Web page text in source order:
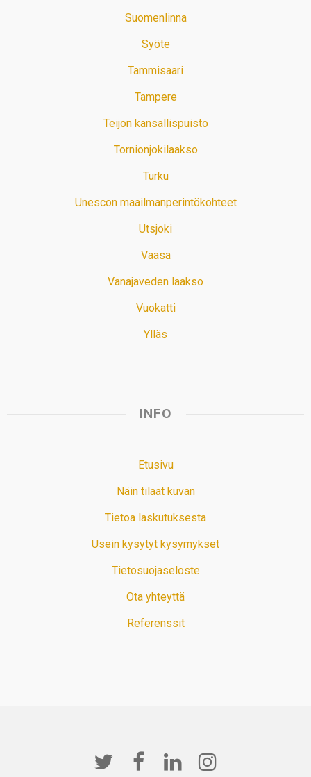
Suomenlinna
Syöte
Tammisaari
Tampere
Teijon kansallispuisto
Tornionjokilaakso
Turku
Unescon maailmanperintökohteet
Utsjoki
Vaasa
Vanajaveden laakso
Vuokatti
Ylläs
INFO
Etusivu
Näin tilaat kuvan
Tietoa laskutuksesta
Usein kysytyt kysymykset
Tietosuojaseloste
Ota yhteyttä
Referenssit